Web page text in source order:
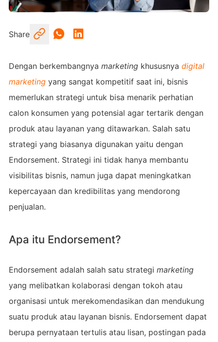
Share
Dengan berkembangnya marketingkhususnya digital
marketingyang sangat kompetitif saat ini, bisnis
memerlukan strategi untuk bisa menarik perhatian
calon konsumen yang potensial agar tertarik dengan
produk atau layanan yang ditawarkan. Salah satu
strategi yang biasanya digunakan yaitu dengan
Endorsement. Strategi ini tidak hanya membantu
visibilitas bisnis, namun juga dapat meningkatkan
kepercayaan dan kredibilitas yang mendorong
penjualan.
Apa itu Endorsement?
Endorsement adalah salah satu strategi marketing
yang melibatkan kolaborasi dengan tokoh atau
organisasi untuk merekomendasikan dan mendukung
suatu produk atau layanan bisnis. Endorsement dapat
berupa pernyataan tertulis atau lisan, postingan pada